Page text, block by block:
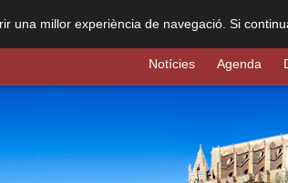
una millor experiència de navegació. Si
Notícies Agenda